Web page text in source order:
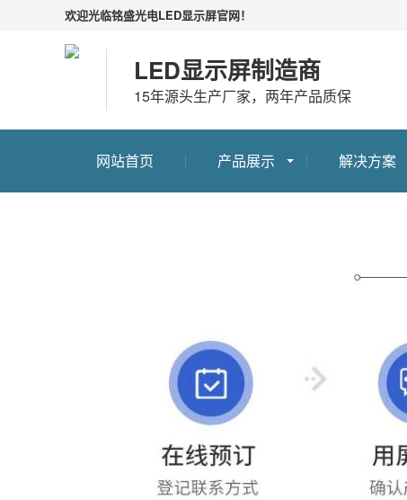
欢迎光临铭盛光电LED显示屏官网！
LED显示屏制造商
15年源头生产厂家，两年产品质保
网站首页 产品展示 解决方案